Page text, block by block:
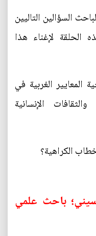
السؤالين التاليين
الحلقة لإغناء هذا
المعايير الغربية في
الإنسانية
الكراهية؟
باحث علمي